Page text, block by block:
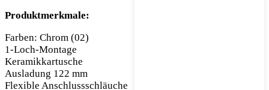
Produktmerkmale:
Farben: Chrom (02)
1-Loch-Montage
Keramikkartusche
Ausladung 122 mm
Flexible Anschlussschläuche